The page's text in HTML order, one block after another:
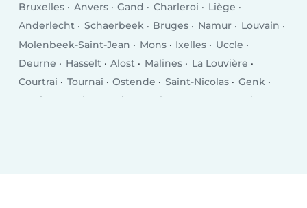
Bruxelles Anvers Gand Charleroi
Liège
Anderlecht
Schaerbeek Bruges Namur
Louvain
Molenbeek-Saint-Jean
Mons Ixelles
Uccle
Deurne
Hasselt Alost Malines
La Louvière
Courtrai
Tournai Ostende Saint-Nicolas
Genk
Seraing
Woluwe-Saint-Lambert
Roulers